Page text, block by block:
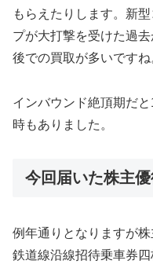
もらえたりします。新
プが大打撃を受けた過
後での買取が多いですね
インバウンド絶頂期だ
時もありました。
今回届いた株主
例年通りとなりますが
鉄道線沿線招待乗車券四